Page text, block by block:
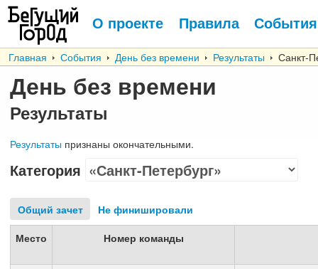
О проекте Правила События
Главная События День без времени Результаты Санкт-
День без времени
Результаты
Результаты признаны окончательными.
Категория
Общий зачет Не финишировали
Место Номер команды